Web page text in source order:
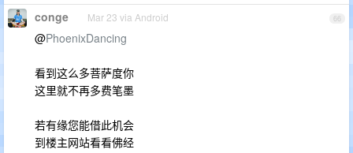
66
conge Mar 23 via Android
@PhoenixDancing
看到这么多菩萨度你
这里就不再多费笔墨
若有缘您能借此机会
到楼主网站看看佛经